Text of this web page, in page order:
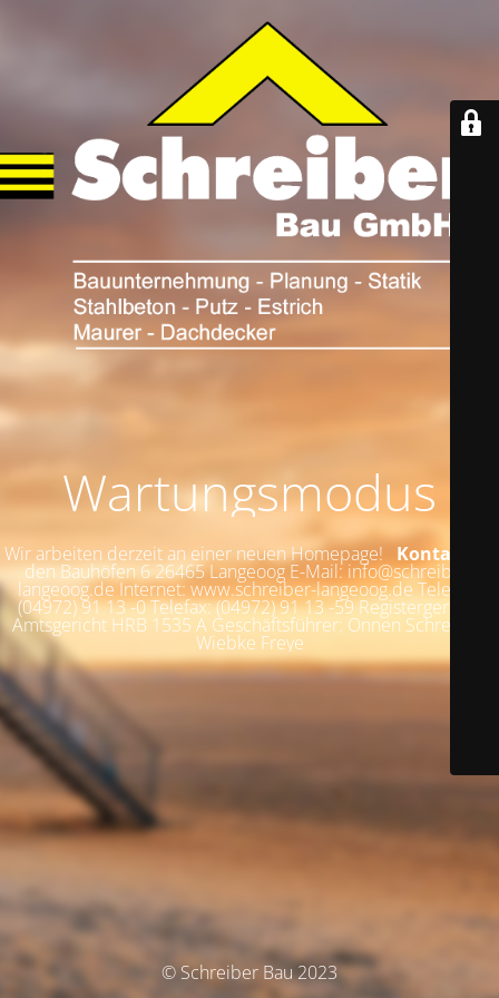
Wartungsmodus
Wir arbeiten derzeit an einer neuen Homepage! Kontakt
den Bauhöfen 6 26465 Langeoog E-Mail: info@schreiber-
langeoog.de Internet: www.schreiber-langeoog.de Telefon:
(04972) 91 13 -0 Telefax: (04972) 91 13 -59 Registergericht:
Amtsgericht HRB 1535 A Geschäftsführer: Onnen Schreiber,
Wiebke Freye
© Schreiber Bau 2023